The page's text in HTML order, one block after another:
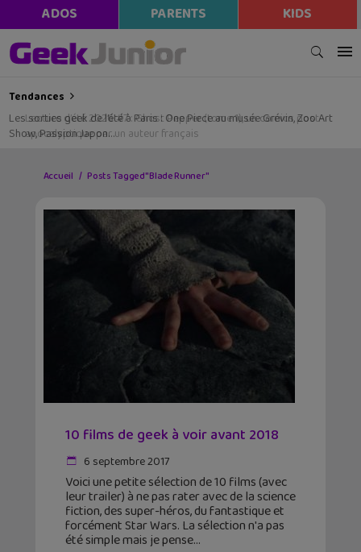
ADOS PARENTS KIDS
Tendances
Les sorties geek de l’été à Paris : One Piece au musée Grévin, Zoo Art
Show, Passion Japon…
Accueil Posts Tagged "Blade Runner"
10 films de geek à voir avant 2018
6 septembre 2017
Voici une petite sélection de 10 films (avec
leur trailer) à ne pas rater avec de la science
fiction, des super-héros, du fantastique et
forcément Star Wars. La sélection n'a pas
été simple mais je pense